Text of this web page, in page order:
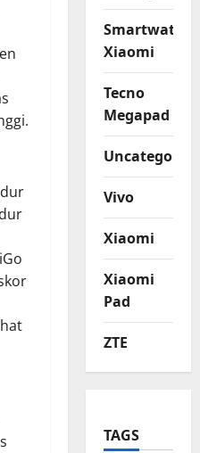
Smartwatch
Xiaomi
Tecno
Megapad
Vivo
Xiaomi
Xiaomi
Pad
ZTE
TAGS